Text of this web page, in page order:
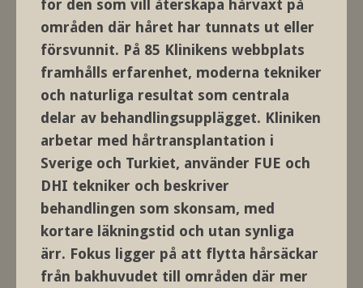
för den som vill återskapa hårväxt på
områden där håret har tunnats ut eller
försvunnit. På 85 Klinikens webbplats
framhålls erfarenhet, moderna tekniker
och naturliga resultat som centrala
delar av behandlingsupplägget. Kliniken
arbetar med hårtransplantation i
Sverige och Turkiet, använder FUE och
DHI tekniker och beskriver
behandlingen som skonsam, med
kortare läkningstid och utan synliga
ärr. Fokus ligger på att flytta hårsäckar
från bakhuvudet till områden där mer